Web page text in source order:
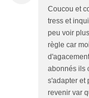
Coucou et
tress et
peu voir
règle car
abonnés ils
s'adapter et
revenir var